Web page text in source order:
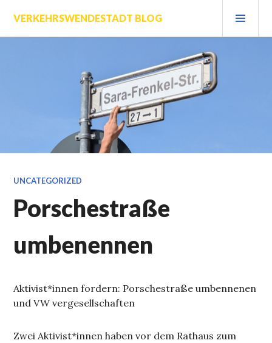
Inhalt
springen
VERKEHRSWENDESTADT BLOG
UNCATEGORIZED
Porschestraße
umbenennen
Aktivist*innen fordern: Porschestraße umbennenen
und VW vergesellschaften
Zwei Aktivist*innen haben vor dem Rathaus zum